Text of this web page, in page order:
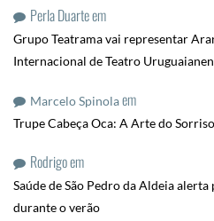
Perla Duarteem
Grupo Teatrama vai representar
Internacional de Teatro
Marcelo Spinolaem
Trupe Cabeça Oca: A Arte do
Rodrigoem
Saúde de São Pedro da Aldeia
durante o verão